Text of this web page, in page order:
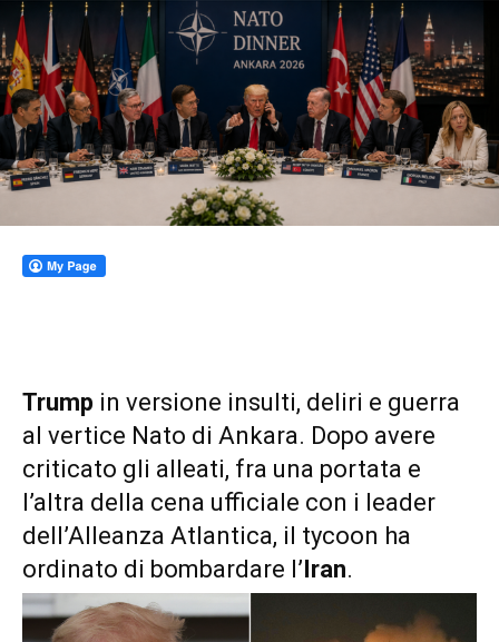
Trump in versione insulti, deliri e guerra
al vertice Nato di Ankara. Dopo avere
criticato gli alleati, fra una portata e
l’altra della cena ufficiale con i leader
dell’Alleanza Atlantica, il tycoon ha
ordinato di bombardare l’Iran.